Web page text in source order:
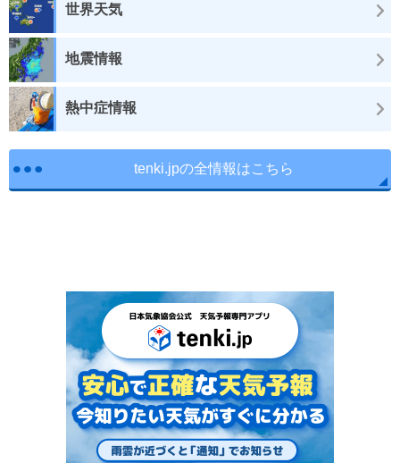
世界天気
地震情報
熱中症情報
tenki.jpの全情報はこちら